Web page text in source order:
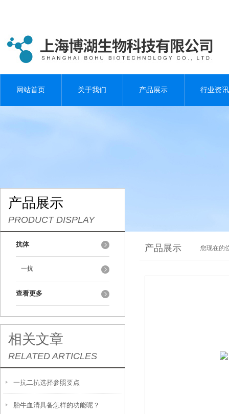
网站首页 关于我们 产品展示 行业资讯
产品展示
PRODUCT DISPLAY
抗体
一抗
查看更多
相关文章
RELATED ARTICLES
一抗二抗选择参照要点
胎牛血清具备怎样的功能呢？
产品展示 您现在的